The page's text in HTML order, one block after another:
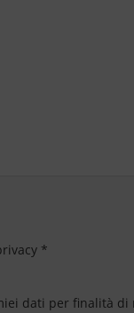
*
dati per finalità di